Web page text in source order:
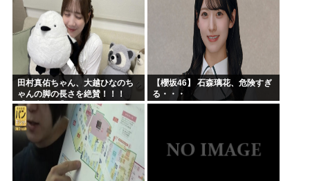
田村真佑ちゃん、大越ひなのち
ゃんの脚の長さを絶賛！！！
【乃木坂46】
【櫻坂46】 石森璃花、危険すぎ
る・・・